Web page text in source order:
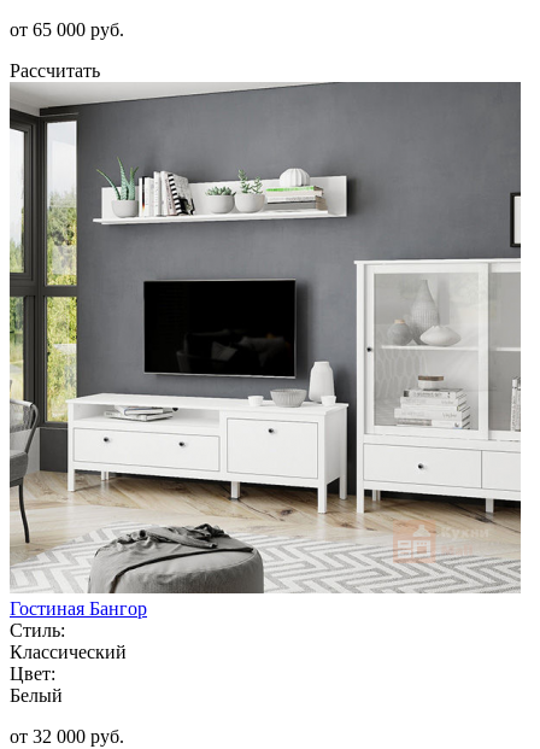
от 65 000 руб.
Рассчитать
Гостиная Бангор
Стиль:
Классический
Цвет:
Белый
от 32 000 руб.